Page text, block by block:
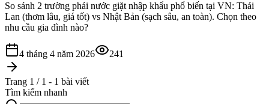
So sánh 2 trường phái nước giặt nhập khẩu phổ biến tại VN: Thái
Lan (thơm lâu, giá tốt) vs Nhật Bản (sạch sâu, an toàn). Chọn theo
nhu cầu gia đình nào?
4 tháng 4 năm 2026 241
Trang 1 / 1 - 1 bài viết
Tìm kiếm nhanh